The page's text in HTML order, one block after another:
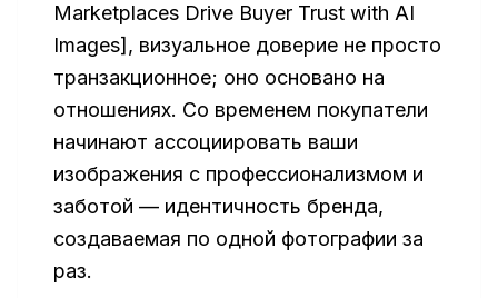
Marketplaces Drive Buyer Trust with AI
Images], визуальное доверие не просто
транзакционное; оно основано на
отношениях. Со временем покупатели
начинают ассоциировать ваши
изображения с профессионализмом и
заботой — идентичность бренда,
создаваемая по одной фотографии за
раз.